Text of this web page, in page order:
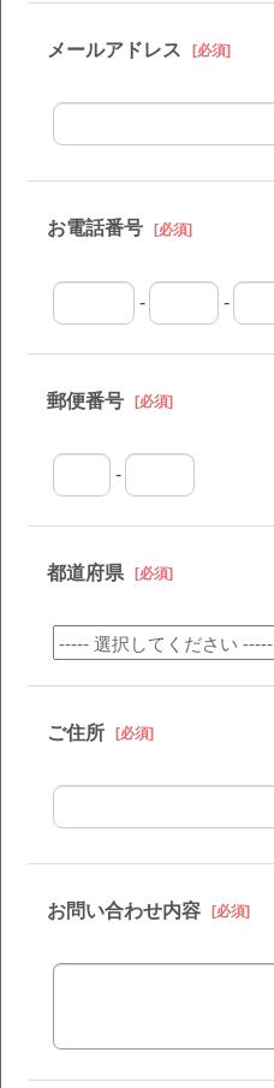
メールアドレス [必須]
お電話番号 [必須]
- -
郵便番号 [必須]
-
都道府県 [必須]
ご住所 [必須]
お問い合わせ内容 [必須]